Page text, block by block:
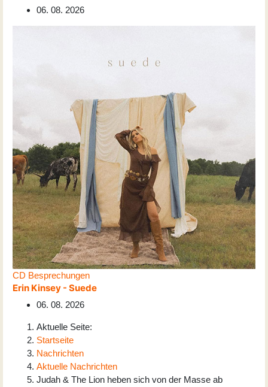
06. 08. 2026
CD Besprechungen
Erin Kinsey - Suede
06. 08. 2026
Aktuelle Seite:
Startseite
Nachrichten
Aktuelle Nachrichten
Judah & The Lion heben sich von der Masse ab